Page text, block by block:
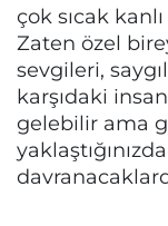
çok sıcak
Zaten özel
sevgileri,
karşıdaki
gelebilir ama